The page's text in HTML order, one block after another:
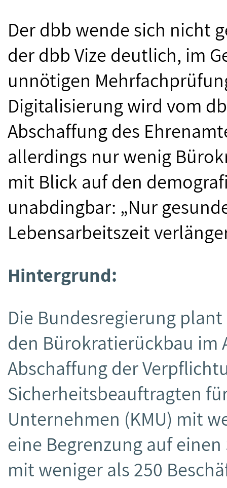
Der dbb wende sich nicht
der dbb Vize deutlich, im
unnötigen
Digitalisierung wird vom
Abschaffung des
allerdings nur wenig
mit Blick auf den
unabdingbar: „Nur
Lebensarbeitszeit
Hintergrund:
Die Bundesregierung
den Bürokratierückbau im
Abschaffung der
Sicherheitsbeauftragten
Unternehmen (KMU) mit
eine Begrenzung auf
mit weniger als 250